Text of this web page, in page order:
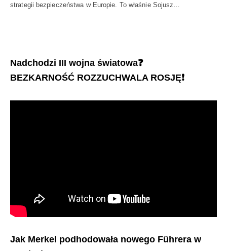
strategii bezpieczeństwa w Europie. To właśnie Sojusz…
Nadchodzi III wojna światowa❓
BEZKARNOŚĆ ROZZUCHWALA ROSJĘ❗️
Jak Merkel podhodowała nowego Führera w